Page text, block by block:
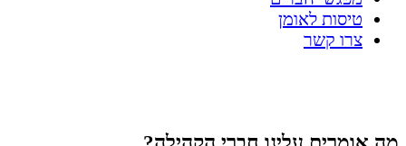
טיסות לאומן
צרו קשר